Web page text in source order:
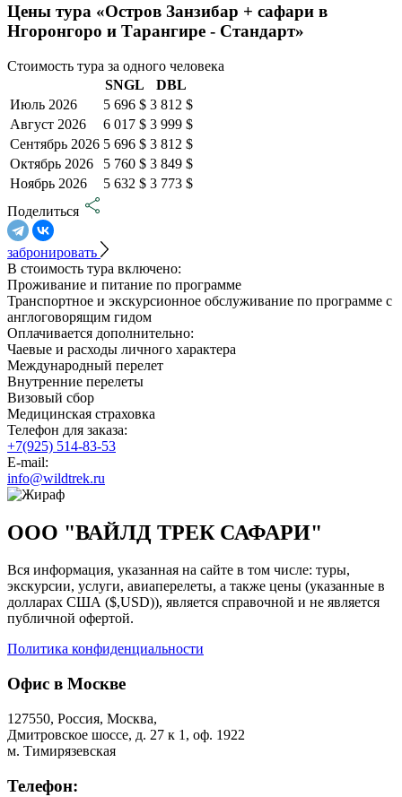
Цены тура «Остров Занзибар + сафари в
Нгоронгоро и Тарангире - Стандарт»
Стоимость тура за одного человека
SNGL
DBL
Июль 2026
5 696 $ 3 812 $
Август 2026
6 017 $ 3 999 $
Сентябрь 2026 5 696 $ 3 812 $
Октябрь 2026
5 760 $ 3 849 $
Ноябрь 2026
5 632 $ 3 773 $
Поделиться
забронировать
В стоимость тура включено:
Проживание и питание по программе
Транспортное и экскурсионное обслуживание по программе с
англоговорящим гидом
Оплачивается дополнительно:
Чаевые и расходы личного характера
Международный перелет
Внутренние перелеты
Визовый сбор
Медицинская страховка
Телефон для заказа:
+7(925) 514-83-53
E-mail:
info@wildtrek.ru
ООО "ВАЙЛД ТРЕК САФАРИ"
Вся информация, указанная на сайте в том числе: туры,
экскурсии, услуги, авиаперелеты, а также цены (указанные в
долларах США ($,USD)), является справочной и не является
публичной офертой.
Политика конфиденциальности
Офис в Москве
127550, Россия, Москва,
Дмитровское шоссе, д. 27 к 1, оф. 1922
м. Тимирязевская
Телефон: